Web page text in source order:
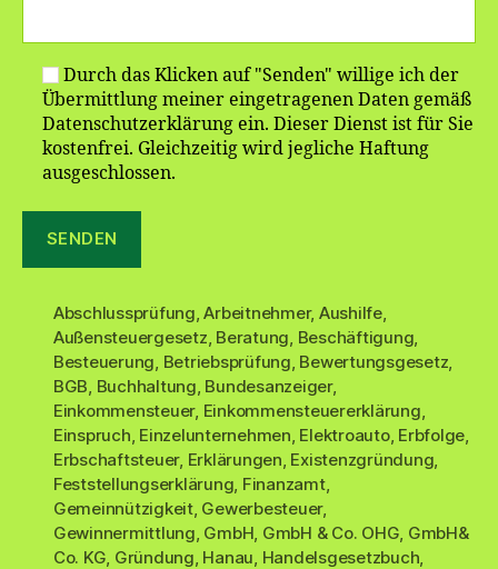
Durch das Klicken auf "Senden" willige ich der
Übermittlung meiner eingetragenen Daten gemäß
Datenschutzerklärung ein. Dieser Dienst ist für Sie
kostenfrei. Gleichzeitig wird jegliche Haftung
ausgeschlossen.
Abschlussprüfung ,Arbeitnehmer, Aushilfe,
Außensteuergesetz Beratung Beschäftigung
Besteuerung Betriebsprüfung Bewertungsgesetz
BGB Buchhaltung Bundesanzeiger,
Einkommensteuer, Einkommensteuererklärung
Einspruch Einzelunternehmen Elektroauto, Erbfolge
Erbschaftsteuer, Erklärungen Existenzgründung
Feststellungserklärung Finanzamt,
Gemeinnützigkeit, Gewerbesteuer,
Gewinnermittlung GmbH GmbH & Co. OHG GmbH&
Co. KG Gründung Hanau Handelsgesetzbuch